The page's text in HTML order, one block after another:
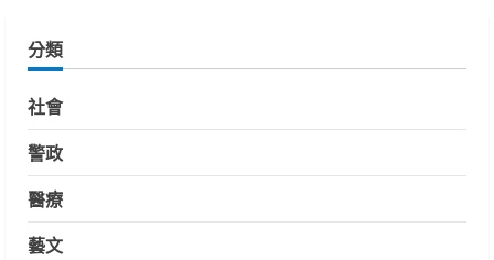
分類
社會
警政
醫療
藝文